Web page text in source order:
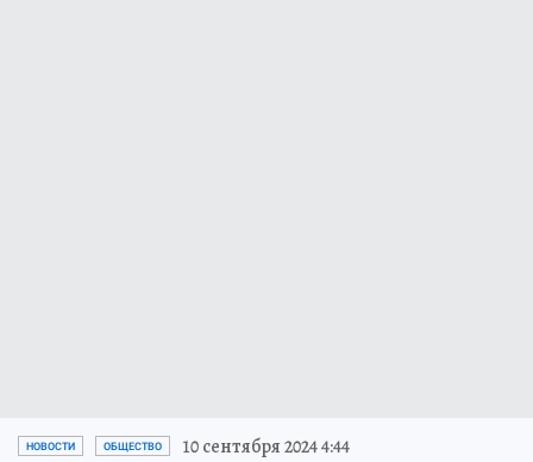
НОВОСТИ ОБЩЕСТВО 10 сентября 2024 4:44